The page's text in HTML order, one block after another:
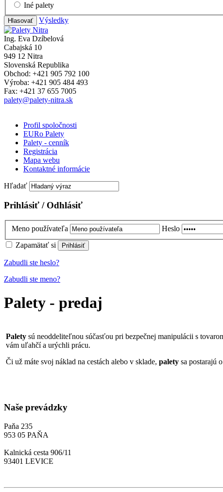
Iné palety
Výsledky
Ing. Eva Dzíbelová
Cabajská 10
949 12 Nitra
Slovenská Republika
Obchod: +421 905 792 100
Výroba: +421 905 484 493
Fax: +421 37 655 7005
palety@palety-nitra.sk
Profil spoločnosti
EURo Palety
Palety - cenník
Registrácia
Mapa webu
Kontaktné informácie
Hľadať
Prihlásiť / Odhlásiť
Meno používateľa
Heslo
Zapamätať si
Zabudli ste heslo?
Zabudli ste meno?
Palety - predaj
Palety sú neoddeliteľnou súčasťou pri bezpečnej manipulácii s
vám uľahčí a urýchli prácu.
Či už máte svoj náklad na cestách alebo v sklade, palety sa postarajú
Naše prevádzky
Paňa 235
953 05 PAŇA
Kalnická cesta 906/11
93401 LEVICE